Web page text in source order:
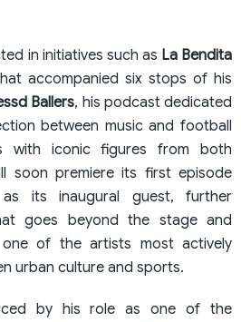
in initiatives such as La Bendita
accompanied six stops of his
Ballers, his podcast dedicated
between music and football
with iconic figures from both
soon premiere its first episode
its inaugural guest, further
goes beyond the stage and
of the artists most actively
urban culture and sports.
by his role as one of the